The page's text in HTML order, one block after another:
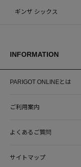
ギンザ シックス
INFORMATION
PARIGOT ONLINEとは
ご利用案内
よくあるご質問
サイトマップ